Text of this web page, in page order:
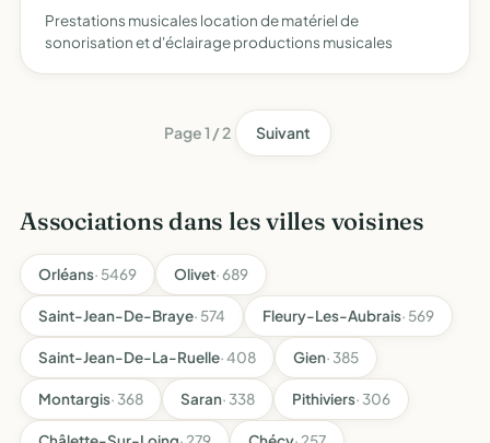
Prestations musicales location de matériel de
sonorisation et d'éclairage productions musicales
Page 1 / 2 Suivant
Associations dans les villes voisines
Orléans· 5469 Olivet· 689
Saint-Jean-De-Braye· 574 Fleury-Les-Aubrais· 569
Saint-Jean-De-La-Ruelle· 408 Gien· 385
Montargis· 368 Saran· 338 Pithiviers· 306